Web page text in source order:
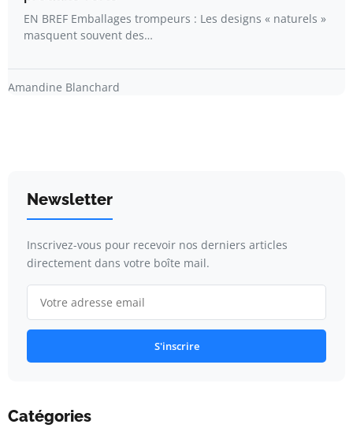
EN BREF Emballages trompeurs : Les designs « naturels »
masquent souvent des…
Amandine Blanchard
Newsletter
Inscrivez-vous pour recevoir nos derniers articles
directement dans votre boîte mail.
S'inscrire
Catégories